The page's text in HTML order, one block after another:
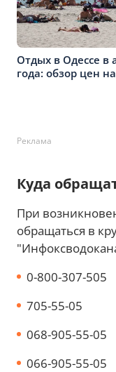
Отдых в Одессе в
года: обзор цен
Реклама
Куда
При
обращаться в
0-800-307-505
705-55-05
068-905-55-05
066-905-55-05